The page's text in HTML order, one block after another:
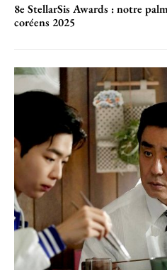
8e StellarSis Awards : notre
coréens 2025